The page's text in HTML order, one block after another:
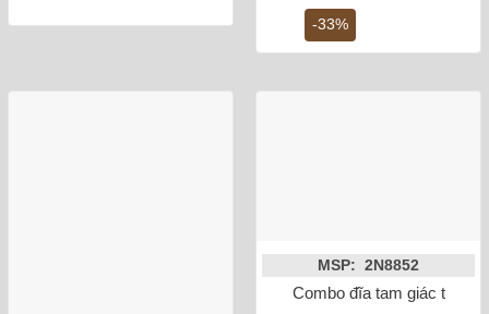
-33%
MSP: 2N8852
Combo đĩa tam giác thoi